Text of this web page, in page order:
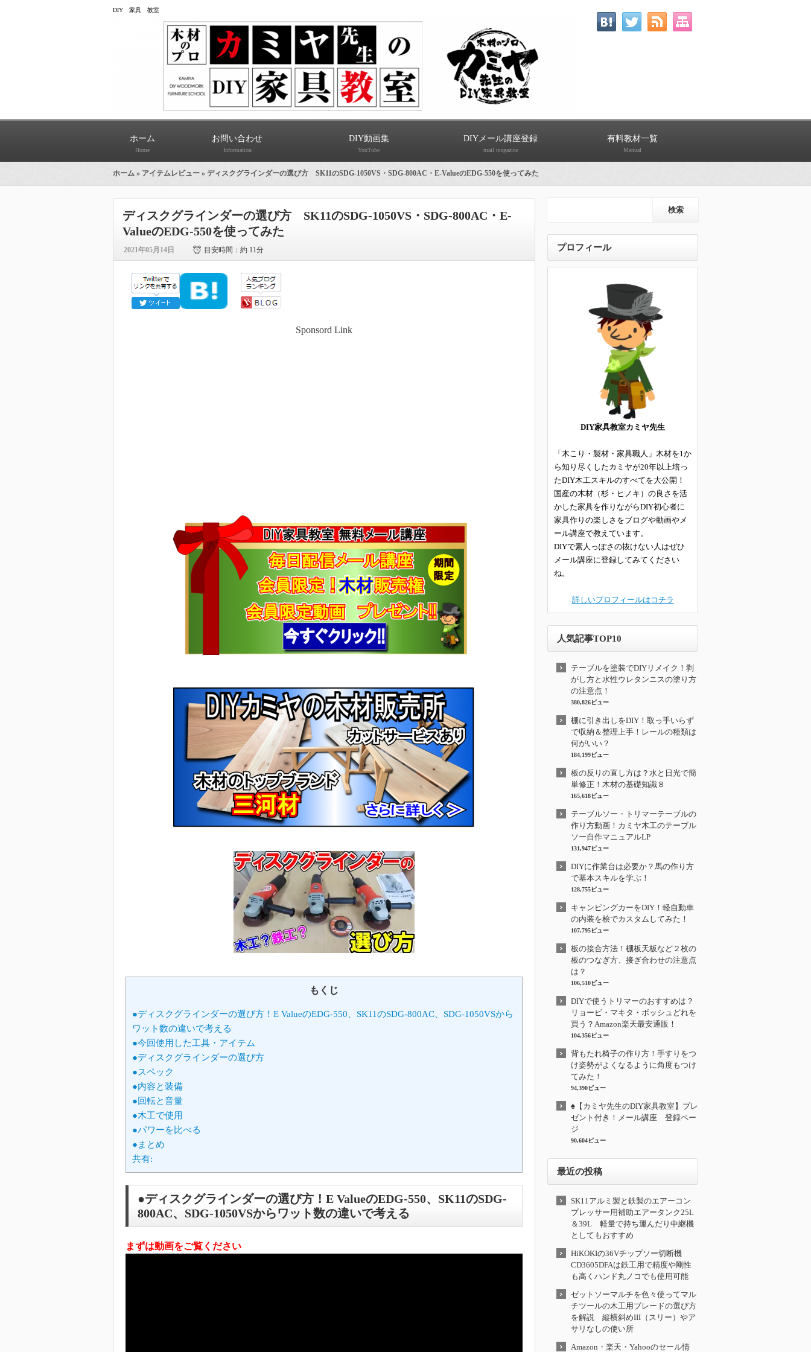
DIY 家具 教室
ホーム
Home
お問い合わせ
Information
DIY動画集
YouTube
DIYメール講座登録
mail magazine
有料教材一覧
Manual
ホーム » アイテムレビュー » ディスクグラインダーの選び方 SK11のSDG-1050VS・SDG-800AC・E-ValueのEDG-550を使ってみた
ディスクグラインダーの選び方 SK11のSDG-1050VS・SDG-800AC・E-
ValueのEDG-550を使ってみた
2021年05月14日 目安時間：約 11分
Sponsord Link
もくじ
●ディスクグラインダーの選び方！E ValueのEDG-550、SK11のSDG-800AC、SDG-1050VSから
ワット数の違いで考える
●今回使用した工具・アイテム
●ディスクグラインダーの選び方
●スペック
●内容と装備
●回転と音量
●木工で使用
●パワーを比べる
●まとめ
共有:
●ディスクグラインダーの選び方！E ValueのEDG-550、SK11のSDG-
800AC、SDG-1050VSからワット数の違いで考える
まずは動画をご覧ください
プロフィール
DIY家具教室カミヤ先生
「木こり・製材・家具職人」木材を1か
ら知り尽くしたカミヤが20年以上培っ
たDIY木工スキルのすべてを大公開！
国産の木材（杉・ヒノキ）の良さを活
かした家具を作りながらDIY初心者に
家具作りの楽しさをブログや動画やメ
ール講座で教えています。
DIYで素人っぽさの抜けない人はぜひ
メール講座に登録してみてください
ね。
詳しいプロフィールはコチラ
人気記事TOP10
テーブルを塗装でDIYリメイク！剥
がし方と水性ウレタンニスの塗り方
の注意点！
380,826ビュー
棚に引き出しをDIY！取っ手いらず
で収納＆整理上手！レールの種類は
何がいい？
184,199ビュー
板の反りの直し方は？水と日光で簡
単修正！木材の基礎知識８
165,618ビュー
テーブルソー・トリマーテーブルの
作り方動画！カミヤ木工のテーブル
ソー自作マニュアルLP
131,947ビュー
DIYに作業台は必要か？馬の作り方
で基本スキルを学ぶ！
128,755ビュー
キャンピングカーをDIY！軽自動車
の内装を桧でカスタムしてみた！
107,795ビュー
板の接合方法！棚板天板など２枚の
板のつなぎ方、接ぎ合わせの注意点
は？
106,510ビュー
DIYで使うトリマーのおすすめは？
リョービ・マキタ・ボッシュどれを
買う？Amazon楽天最安通販！
104,356ビュー
背もたれ椅子の作り方！手すりをつ
け姿勢がよくなるように角度もつけ
てみた！
94,390ビュー
♠【カミヤ先生のDIY家具教室】プレ
ゼント付き！メール講座 登録ペー
ジ
90,604ビュー
最近の投稿
SK11アルミ製と鉄製のエアーコン
プレッサー用補助エアータンク25L
＆39L 軽量で持ち運んだり中継機
としてもおすすめ
HiKOKIの36Vチップソー切断機
CD3605DFAは鉄工用で精度や剛性
も高くハンド丸ノコでも使用可能
ゼットソーマルチを色々使ってマル
チツールの木工用ブレードの選び方
を解説 縦横斜めIII（スリー）やア
サリなしの使い所
Amazon・楽天・Yahooのセール情